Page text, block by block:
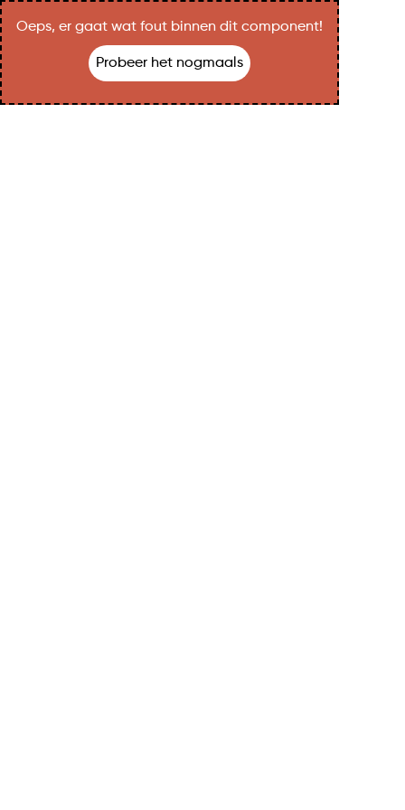
Oeps, er gaat wat fout binnen dit component!
Probeer het nogmaals